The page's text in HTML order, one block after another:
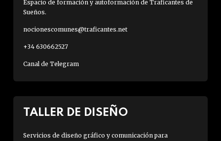
Espacio de formación y autoformación de Traficantes de
Sueños.
nocionescomunes@traficantes.net
+34 630662527
Canal de Telegram
TALLER DE DISEÑO
Servicios de diseño gráfico y comunicación para